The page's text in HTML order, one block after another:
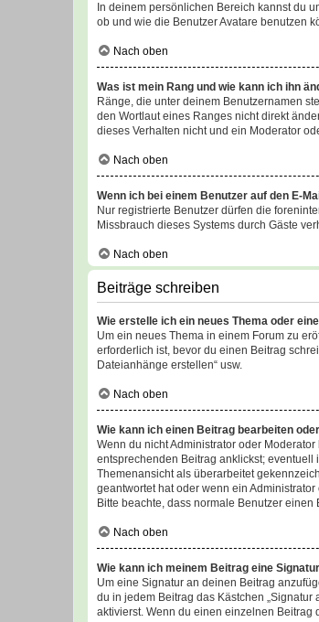
In deinem persönlichen Bereich kannst du
ob und wie die Benutzer Avatare benutzen
Nach oben
Was ist mein Rang und wie kann ich ihn
Ränge, die unter deinem Benutzernamen
den Wortlaut eines Ranges nicht direkt
dieses Verhalten nicht und ein Moderator
Nach oben
Wenn ich bei einem Benutzer auf den E-
Nur registrierte Benutzer dürfen die
Missbrauch dieses Systems durch Gäste
Nach oben
Beiträge schreiben
Wie erstelle ich ein neues Thema oder
Um ein neues Thema in einem Forum zu
erforderlich ist, bevor du einen Beitrag
Dateianhänge erstellen“ usw.
Nach oben
Wie kann ich einen Beitrag bearbeiten
Wenn du nicht Administrator oder
entsprechenden Beitrag anklickst;
Themenansicht als überarbeitet
geantwortet hat oder wenn ein
Bitte beachte, dass normale Benutzer
Nach oben
Wie kann ich meinem Beitrag eine
Um eine Signatur an deinen Beitrag
du in jedem Beitrag das Kästchen
aktivierst. Wenn du einen einzelnen Beitrag